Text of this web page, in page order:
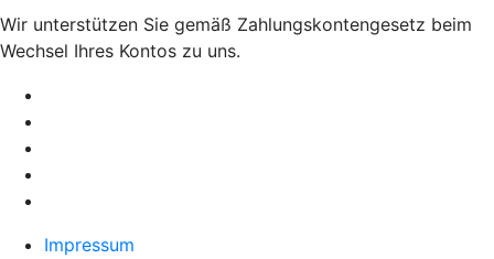
Wir unterstützen Sie gemäß Zahlungskontengesetz beim
Wechsel Ihres Kontos zu uns.
Impressum